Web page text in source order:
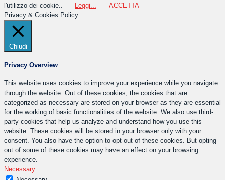
l'utilizzo dei cookie..
Leggi...
ACCETTA
Privacy & Cookies Policy
Chiudi
Privacy Overview
This website uses cookies to improve your experience while you navigate
through the website. Out of these cookies, the cookies that are
categorized as necessary are stored on your browser as they are essential
for the working of basic functionalities of the website. We also use third-
party cookies that help us analyze and understand how you use this
website. These cookies will be stored in your browser only with your
consent. You also have the option to opt-out of these cookies. But opting
out of some of these cookies may have an effect on your browsing
experience.
Necessary